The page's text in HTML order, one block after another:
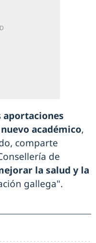
aportaciones
académico,
comparte
de
la salud y la
gallega".